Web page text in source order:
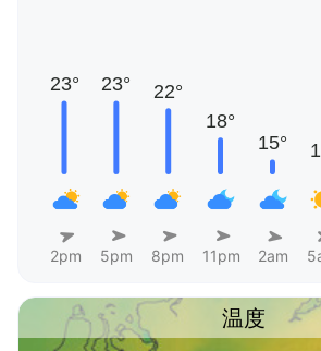
2pm 5pm 8pm 11pm 2am
温度